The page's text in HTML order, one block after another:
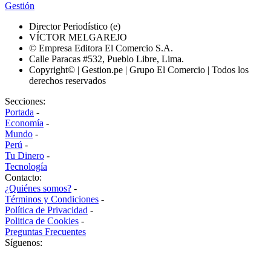
Gestión
Director Periodístico (e)
VÍCTOR MELGAREJO
© Empresa Editora El Comercio S.A.
Calle Paracas #532, Pueblo Libre, Lima.
Copyright© | Gestion.pe | Grupo El Comercio | Todos los
derechos reservados
Secciones:
Portada -
Economía -
Mundo -
Perú -
Tu Dinero -
Tecnología
Contacto:
¿Quiénes somos? -
Términos y Condiciones -
Política de Privacidad -
Politica de Cookies -
Preguntas Frecuentes
Síguenos: